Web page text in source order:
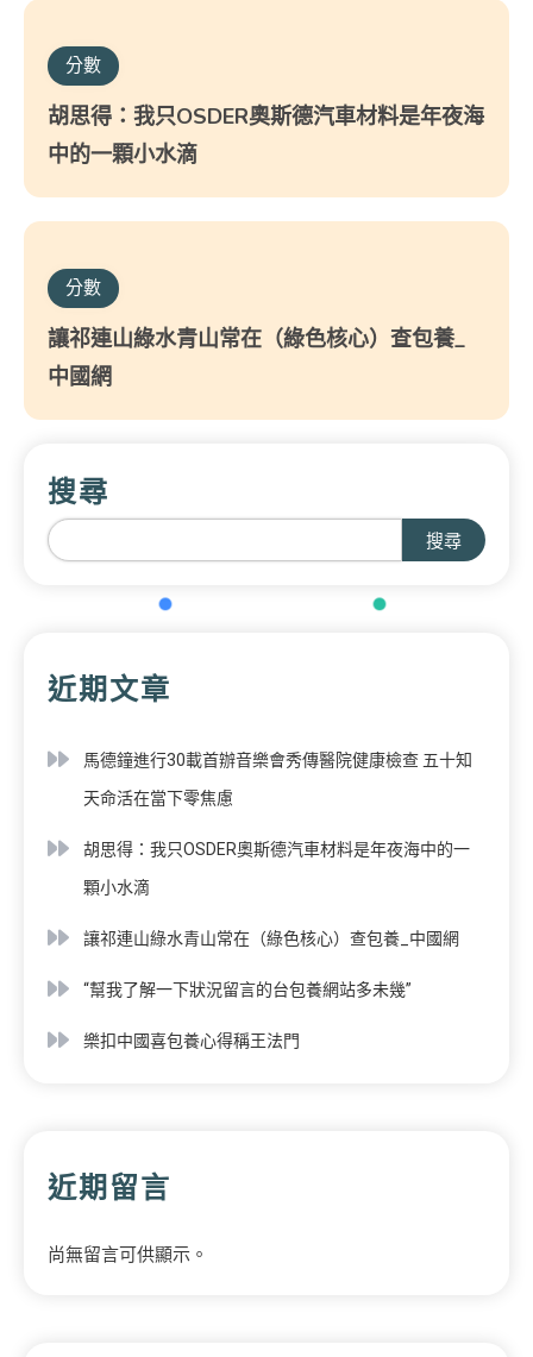
分數
胡思得：我只OSDER奧斯德汽車材料是年夜海
中的一顆小水滴
分數
讓祁連山綠水青山常在（綠色核心）查包養_
中國網
搜尋
搜尋
近期文章
馬德鐘進行30載首辦音樂會秀傳醫院健康檢查 五十知
天命活在當下零焦慮
胡思得：我只OSDER奧斯德汽車材料是年夜海中的一
顆小水滴
讓祁連山綠水青山常在（綠色核心）查包養_中國網
“幫我了解一下狀況留言的台包養網站多未幾”
樂扣中國喜包養心得稱王法門
近期留言
尚無留言可供顯示。